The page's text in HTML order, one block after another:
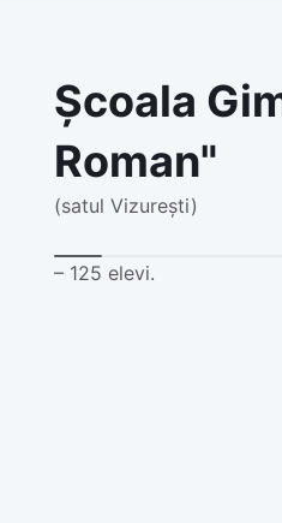
Școala
Roman"
(satul Vizurești)
– 125 elevi.